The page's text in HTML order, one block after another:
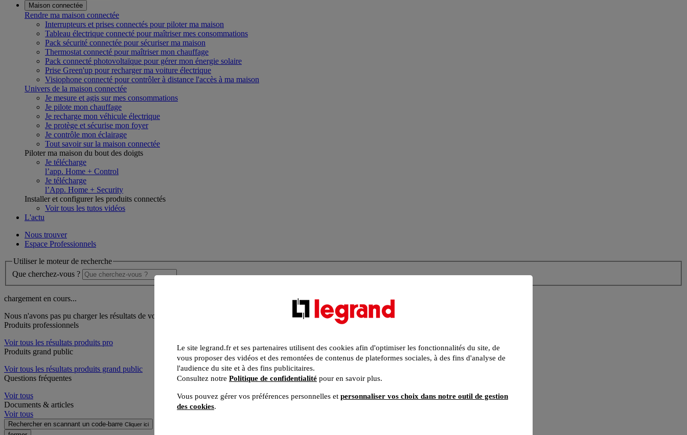
Maison connectée
Rendre ma maison connectée
Interrupteurs et prises connectés pour piloter ma maison
Tableau électrique connecté pour maîtriser mes consommations
Pack sécurité connectée pour sécuriser ma maison
Thermostat connecté pour maîtriser mon chauffage
Pack connecté photovoltaïque pour gérer mon énergie solaire
Prise Green'up pour recharger ma voiture électrique
Visiophone connecté pour contrôler à distance l'accès à ma maison
Univers de la maison connectée
Je mesure et agis sur mes consommations
Je pilote mon chauffage
Je recharge mon véhicule électrique
Je protège et sécurise mon foyer
Je contrôle mon éclairage
Tout savoir sur la maison connectée
Piloter ma maison du bout des doigts
Je télécharge
l’app. Home + Control
Je télécharge
l’App. Home + Security
Installer et configurer les produits connectés
Voir tous les tutos vidéos
L'actu
Nous trouver
Espace Professionnels
Utiliser le moteur de recherche
Que cherchez-vous ?
chargement en cours...
Nous n'avons pas pu charger les résultats de votre recherche
Produits professionnels
Voir tous les résultats produits pro
Produits grand public
Voir tous les résultats produits grand public
Questions fréquentes
Voir tous
Documents & articles
Voir tous
Rechercher en scannant un code-barre Cliquer ici
Le site legrand.fr et ses partenaires utilisent des cookies afin d'optimiser les fonctionnalités du site, de
vous proposer des vidéos et des remontées de contenus de plateformes sociales, à des fins d'analyse de
l'audience du site et à des fins publicitaires.
Consultez notre Politique de confidentialité pour en savoir plus.
Vous pouvez gérer vos préférences personnelles et personnaliser vos choix dans notre outil de gestion
des cookies.